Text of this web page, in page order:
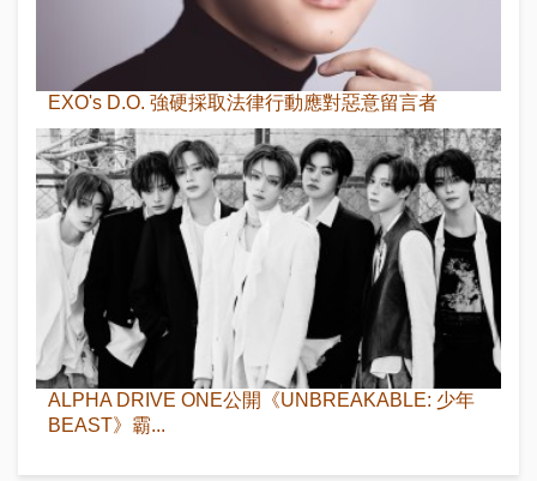
EXO's D.O. 強硬採取法律行動應對惡意留言者
ALPHA DRIVE ONE公開《UNBREAKABLE: 少年
BEAST》霸...